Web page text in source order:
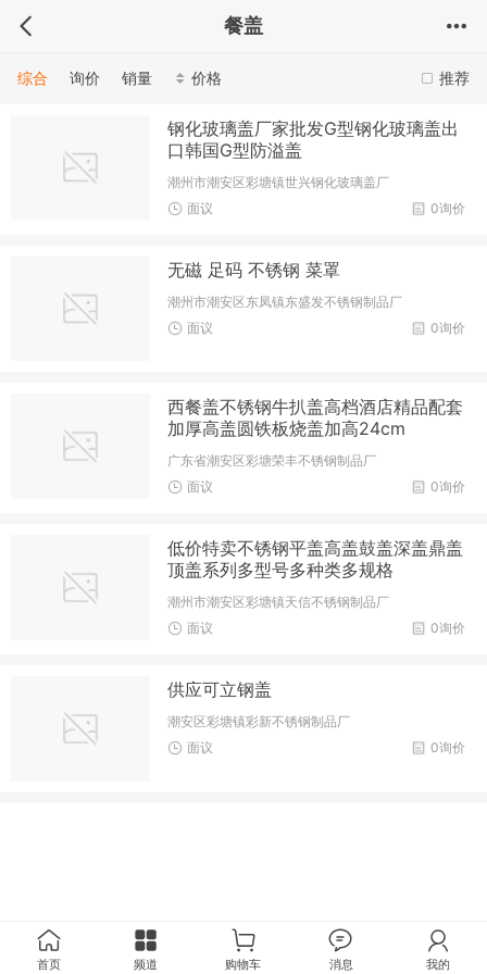
餐盖
推荐
综合 询价 销量 价格
钢化玻璃盖厂家批发G型钢化玻璃盖出
口韩国G型防溢盖
潮州市潮安区彩塘镇世兴钢化玻璃盖厂
0询价
面议
无磁 足码 不锈钢 菜罩
潮州市潮安区东凤镇东盛发不锈钢制品厂
0询价
面议
西餐盖不锈钢牛扒盖高档酒店精品配套
加厚高盖圆铁板烧盖加高24cm
广东省潮安区彩塘荣丰不锈钢制品厂
0询价
面议
低价特卖不锈钢平盖高盖鼓盖深盖鼎盖
顶盖系列多型号多种类多规格
潮州市潮安区彩塘镇天信不锈钢制品厂
0询价
面议
供应可立钢盖
潮安区彩塘镇彩新不锈钢制品厂
0询价
面议
首页 频道 购物车 消息 我的